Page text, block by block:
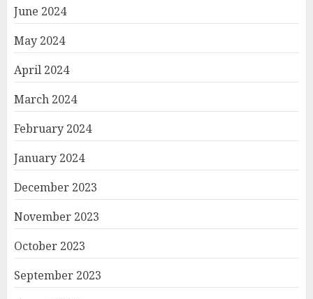
June 2024
May 2024
April 2024
March 2024
February 2024
January 2024
December 2023
November 2023
October 2023
September 2023